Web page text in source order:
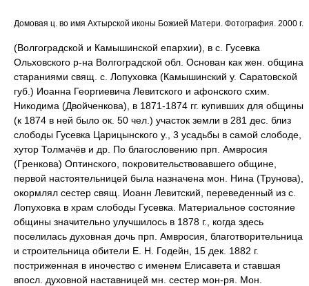
Домовая ц. во имя Ахтырской иконы Божией Матери. Фотография. 2000 г.
(Волгоградской и Камышинской епархии), в с. Гусевка
Ольховского р-на Волгоградской обл. Основан как жен. община
стараниями свящ. с. Лопуховка (Камышинский у. Саратовской
губ.) Иоанна Георгиевича Левитского и афонского схим.
Никодима (Двойченкова), в 1871-1874 гг. купивших для общины
(к 1874 в ней было ок. 50 чел.) участок земли в 281 дес. близ
слободы Гусевка Царицынского у., 3 усадьбы в самой слободе,
хутор Толмачёв и др. По благословению прп. Амвросия
(Гренкова) Оптинского, покровительствовавшего общине,
первой настоятельницей была назначена мон. Нина (Трунова),
окормлял сестер свящ. Иоанн Левитский, переведенный из с.
Лопуховка в храм слободы Гусевка. Материальное состояние
общины значительно улучшилось в 1878 г., когда здесь
поселилась духовная дочь прп. Амвросия, благотворительница
и строительница обители Е. Н. Годейн, 15 дек. 1882 г.
постриженная в иночество с именем Елисавета и ставшая
впосл. духовной наставницей мн. сестер мон-ря. Мон.